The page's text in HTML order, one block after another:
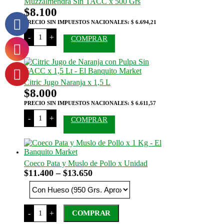
Grs
cantidad
$8.100
PRECIO SIN IMPUESTOS NACIONALES: $ 6.694,21
-
Felices
las
Vacas
Vegano
Muzzalmendra
Sin
TACC
x
500
Grs
cantidad
+ COMPRAR
Citric Jugo Naranja x 1,5 L
$8.000
PRECIO SIN IMPUESTOS NACIONALES: $ 6.611,57
-
Citric
Jugo
Naranja
1,5
L
cantidad
+ COMPRAR
Coeco Pata y Muslo de Pollo x Unidad
$11.400 – $13.650Rango
de
precios:
desde
$11.400
-
Coeco
Pata
+
COMPRAR